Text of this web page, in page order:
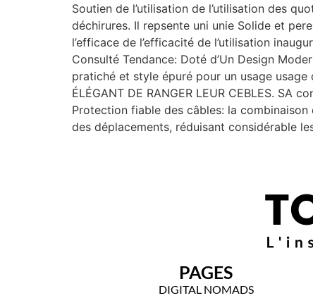
Soutien de l’utilisation de l’utilisation des
déchirures. Il repsente uni unie Solide et
l’efficace de l’efficacité de l’utilisation
Consulté Tendance: Doté d’Un Design
pratiché et style épuré pour un usage usage
ÉLÉGANT DE RANGER LEUR CEBLES.
Protection fiable des câbles: la
des déplacements, réduisant considérable
PAGES
DIGITAL NOMADS